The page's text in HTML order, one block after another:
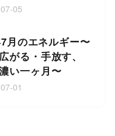
05
月のエネルギー〜
がる・手放す、
い一ヶ月〜
01